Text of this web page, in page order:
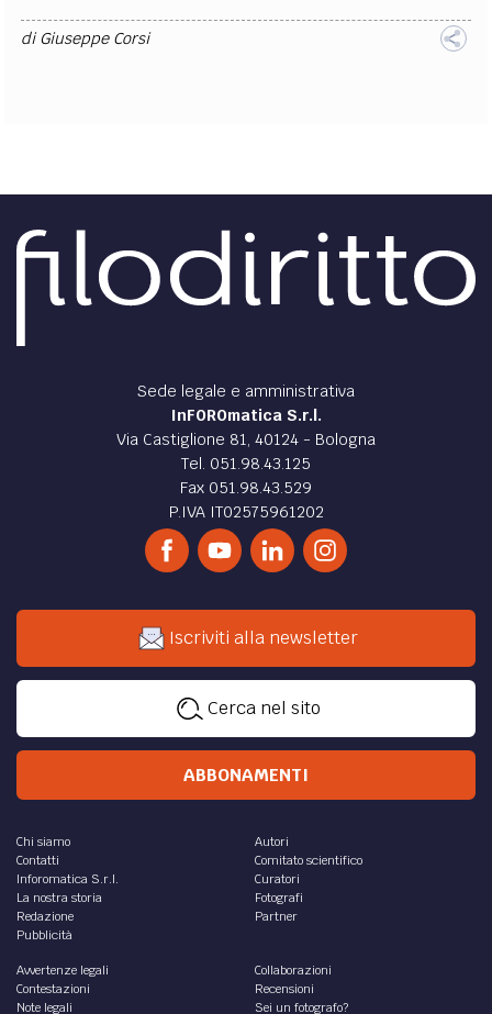
diGiuseppe Corsi
Sede legale e amministrativa
InFOROmatica S.r.l.
Via Castiglione 81, 40124 - Bologna
Tel. 051.98.43.125
Fax 051.98.43.529
P.IVA IT02575961202
Iscriviti alla newsletter
Cerca nel sito
ABBONAMENTI
Chi siamo
Contatti
Inforomatica S.r.l.
La nostra storia
Redazione
Pubblicità
Autori
Comitato scientifico
Curatori
Fotografi
Partner
Avvertenze legali
Contestazioni
Note legali
Collaborazioni
Recensioni
Sei un fotografo?